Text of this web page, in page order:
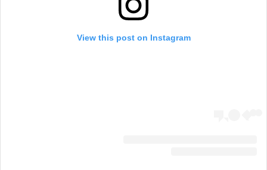
View this post on Instagram